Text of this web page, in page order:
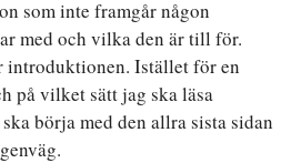
som inte framgår någon
med och vilka den är till för.
introduktionen. Istället för en
på vilket sätt jag ska läsa
börja med den allra sista sidan